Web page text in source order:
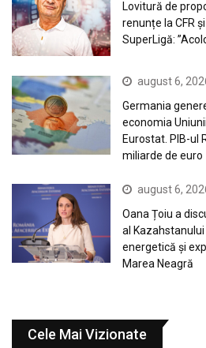
Lovitură de
renunțe la CFR
SuperLigă:
august 6,
Germania
economia
Eurostat. PIB-ul
miliarde de euro
august 6,
Oana Țoiu a
al
energetică și
Marea Neagră
Cele Mai Vizionate